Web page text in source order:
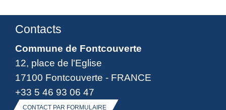
Contacts
Commune de Fontcouverte
12, place de l'Eglise
17100 Fontcouverte - FRANCE
+33 5 46 93 06 47
CONTACT PAR FORMULAIRE